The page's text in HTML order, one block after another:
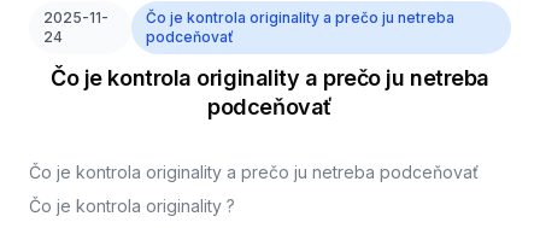
2025-11-
24
Čo je kontrola originality a prečo ju netreba
podceňovať
Čo je kontrola originality a prečo ju netreba
podceňovať
Čo je kontrola originality a prečo ju netreba podceňovať
Čo je kontrola originality ?